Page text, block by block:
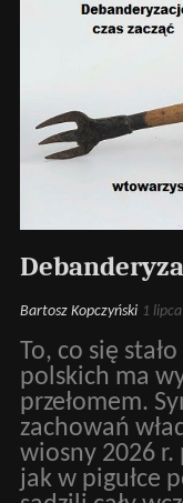
Bartosz Kopczyński 1
To, co się
polskich ma
przełomem.
zachowań
wiosny 2026 r.
jak w pigułce